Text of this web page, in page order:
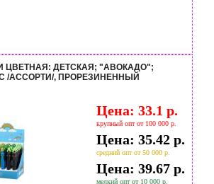
ЦВЕТНАЯ: ДЕТСКАЯ; "АВОКАДО";
/АССОРТИ/, ПРОРЕЗИНЕННЫЙ
Цена: 33.1 р.
крупный опт от 100 000 р.
Цена: 35.42 р.
средний опт от 50 000 р.
Цена: 39.67 р.
мелкий опт от 10 000 р.